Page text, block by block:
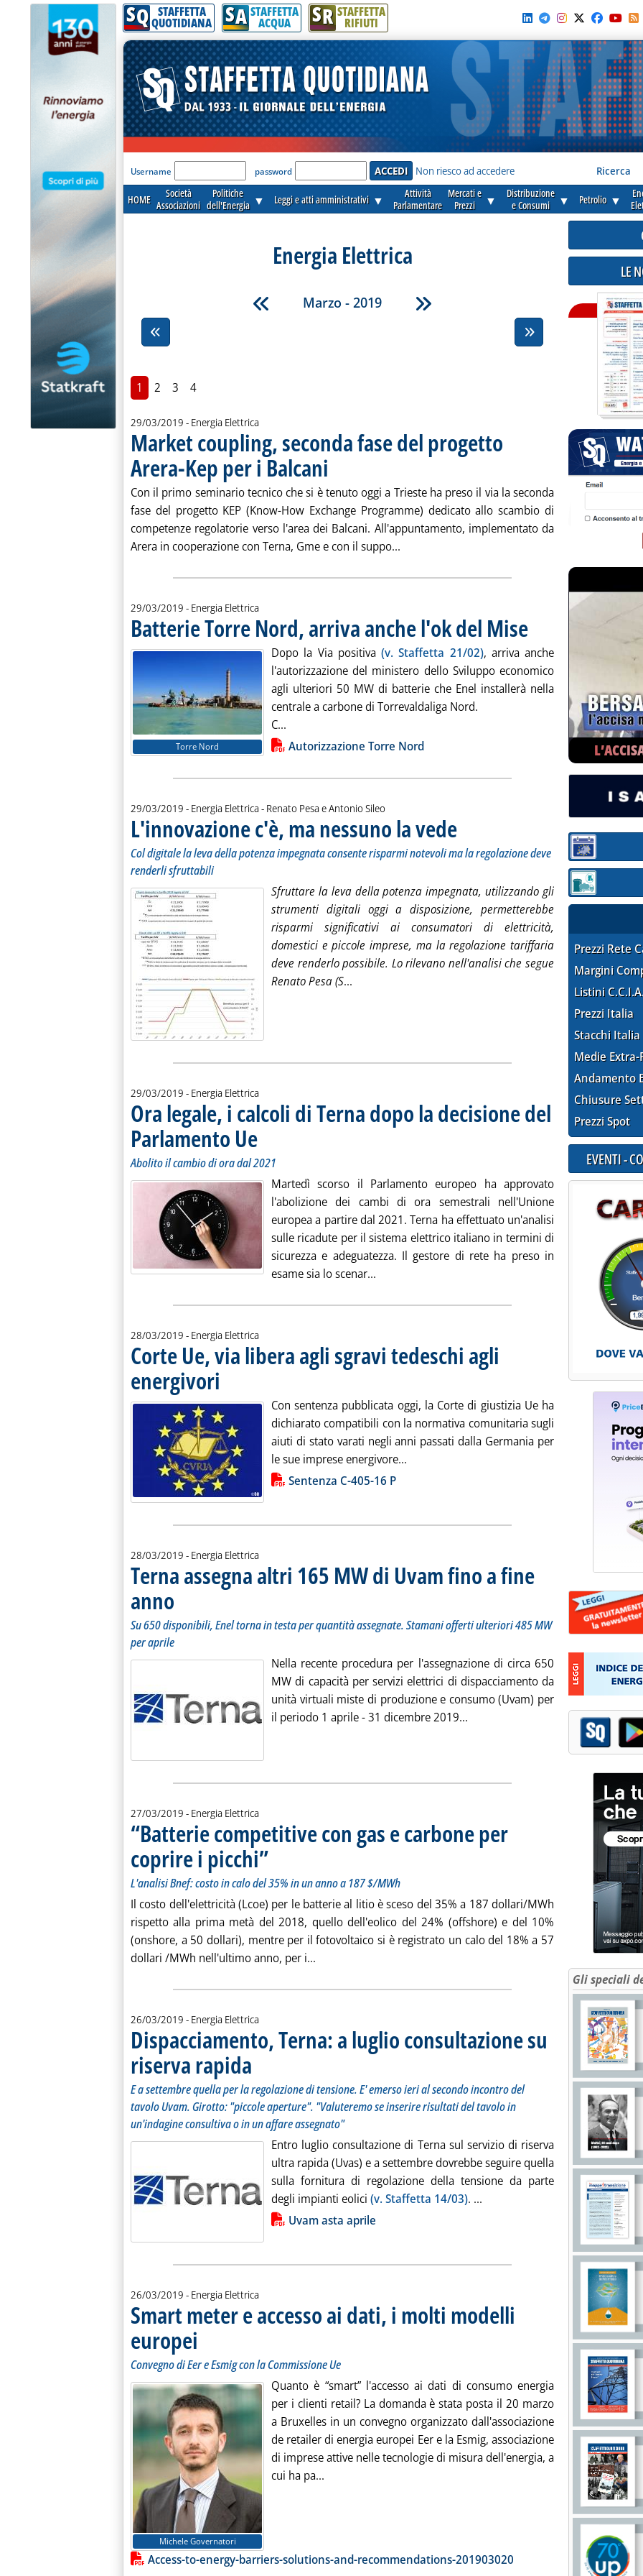
SQ STAFFETTA
QUOTIDIANA SA STAFFETTA
ACQUA SR STAFFETTA
RIFIUTI
'Modulo Login per accedere'
Username password Non riesco ad accedere Ricerca
HOME
Società
Associazioni
Politiche
dell'Energia ▼ Leggi e atti amministrativi ▼
Attività
Parlamentare
Mercati e
Prezzi
▼
Distribuzione
e Consumi
▼ Petrolio ▼
Energia Elettrica
Marzo - 2019
1 2 3 4
29/03/2019 - Energia Elettrica
Market coupling, seconda fase del progetto
Arera-Kep per i Balcani . Pubblicata venerdì 29 marzo 2019 alle 17.11.
Con il primo seminario tecnico che si è tenuto oggi a Trieste ha preso il via la seconda
fase del progetto KEP (Know-How Exchange Programme) dedicato allo scambio di
competenze regolatorie verso l'area dei Balcani. All'appuntamento, implementato da
Arera in cooperazione con Terna, Gme e con il suppo... Leggi tutta la notizia: 'Market coupling,
29/03/2019 - Energia Elettrica
Batterie Torre Nord, arriva anche l'ok del Mise . Pubblicata venerdì 29 marzo
Torre Nord
Dopo la Via positiva (v. Staffetta 21/02), arriva anche
l'autorizzazione del ministero dello Sviluppo economico
agli ulteriori 50 MW di batterie che Enel installerà nella
centrale a carbone di Torrevaldaliga Nord.
C... Leggi tutta la notizia: 'Batterie Torre Nord, arriva anche l'ok del Mise'
Lista allegati PDF alla notiziaAutorizzazione Torre Nord
29/03/2019 - Energia Elettrica - di:
Renato Pesa e Antonio Sileo
L'innovazione c'è, ma nessuno la vede . Sottotitolo: Col digitale la leva della potenza
. Pubblicata venerdì 29 marzo 2019 alle 11.50.
Col digitale la leva della potenza impegnata consente risparmi notevoli ma la regolazione deve
renderli sfruttabili
Sfruttare la leva della potenza impegnata, utilizzando gli
strumenti digitali oggi a disposizione, permetterebbe
risparmi significativi ai consumatori di elettricità,
domestici e piccole imprese, ma la regolazione tariffaria
deve renderlo possibile. Lo rilevano nell'analisi che segue
Renato Pesa (S... Leggi tutta la notizia: 'L'innovazione c'è, ma nessuno la
29/03/2019 - Energia Elettrica
Ora legale, i calcoli di Terna dopo la decisione del
Parlamento Ue . Sottotitolo: Abolito il cambio di ora dal 2021
. Pubblicata venerdì 29 marzo 2019 alle 11.47.
Abolito il cambio di ora dal 2021
Martedì scorso il Parlamento europeo ha approvato
l'abolizione dei cambi di ora semestrali nell'Unione
europea a partire dal 2021. Terna ha effettuato un'analisi
sulle ricadute per il sistema elettrico italiano in termini di
sicurezza e adeguatezza. Il gestore di rete ha preso in
esame sia lo scenar... Leggi tutta la notizia: 'Ora legale, i calcoli di Terna
28/03/2019 - Energia Elettrica
Corte Ue, via libera agli sgravi tedeschi agli
energivori . Pubblicata giovedì 28 marzo 2019 alle 13.26.
Con sentenza pubblicata oggi, la Corte di giustizia Ue ha
dichiarato compatibili con la normativa comunitaria sugli
aiuti di stato varati negli anni passati dalla Germania per
le sue imprese energivore... Leggi tutta la notizia: 'Corte Ue, via libera
Lista allegati PDF alla notiziaSentenza C-405-16 P
28/03/2019 - Energia Elettrica
Terna assegna altri 165 MW di Uvam fino a fine
anno . Sottotitolo: Su 650 disponibili, Enel torna in testa per quantità assegnate. Stamani offerti ulteriori 485 MW per aprile
. Pubblicata giovedì 28 marzo 2019 alle 12.51.
Su 650 disponibili, Enel torna in testa per quantità assegnate. Stamani offerti ulteriori 485 MW
per aprile
Nella recente procedura per l'assegnazione di circa 650
MW di capacità per servizi elettrici di dispacciamento da
unità virtuali miste di produzione e consumo (Uvam) per
il periodo 1 aprile - 31 dicembre 2019... Leggi tutta la notizia: 'Terna
27/03/2019 - Energia Elettrica
“Batterie competitive con gas e carbone per
coprire i picchi”. Sottotitolo: L'analisi Bnef: costo in calo del 35% in un anno a 187 $/MWh
. Pubblicata mercoledì 27 marzo 2019 alle 17.2.
L'analisi Bnef: costo in calo del 35% in un anno a 187 $/MWh
Il costo dell'elettricità (Lcoe) per le batterie al litio è sceso del 35% a 187 dollari/MWh
rispetto alla prima metà del 2018, quello dell'eolico del 24% (offshore) e del 10%
(onshore, a 50 dollari), mentre per il fotovoltaico si è registrato un calo del 18% a 57
dollari /MWh nell'ultimo anno, per i... Leggi tutta la notizia: '“Batterie competitive con gas e carbone
26/03/2019 - Energia Elettrica
Dispacciamento, Terna: a luglio consultazione su
riserva rapida . Sottotitolo: E a settembre quella per la regolazione di tensione. E' emerso ieri al secondo incontro del
. Pubblicata martedì 26 marzo 2019 alle 17.31.
E a settembre quella per la regolazione di tensione. E' emerso ieri al secondo incontro del
tavolo Uvam. Girotto: "piccole aperture". "Valuteremo se inserire risultati del tavolo in
un'indagine consultiva o in un affare assegnato"
Entro luglio consultazione di Terna sul servizio di riserva
ultra rapida (Uvas) e a settembre dovrebbe seguire quella
sulla fornitura di regolazione della tensione da parte
degli impianti eolici (v. Staffetta 14/03). ... Leggi tutta la notizia:
Lista allegati PDF alla notiziaUvam asta aprile
26/03/2019 - Energia Elettrica
Smart meter e accesso ai dati, i molti modelli
europei
Convegno di Eer e Esmig con la Commissione Ue
Michele Governatori
Quanto è “smart” l'accesso ai dati di consumo energia
per i clienti retail? La domanda è stata posta il 20 marzo
a Bruxelles in un convegno organizzato dall'associazione
de retailer di energia europei Eer e la Esmig, associazione
di imprese attive nelle tecnologie di misura dell'energia, a
cui ha pa... Leggi tutta la notizia: 'Smart meter e accesso ai dati, i molti
Lista allegati PDF alla notizia
Access-to-energy-barriers-solutions-and-recommendations-201903020
LE
Sezione:
Sezione:
Prezzi Rete
Margini
Listini
Prezzi Italia
Stacchi Italia
Medie Extra-
Andamento
Chiusure
Prezzi Spot
EVENTI -
Gli speciali